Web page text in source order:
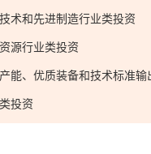
术和先进制造行业类投资
源行业类投资
能、优质装备和技术标准输
投资